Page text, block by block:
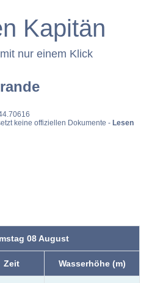
Kapitän
nur einem Klick
keine offiziellen Dokumente - Lesen
08 August
Zeit Wasserhöhe (m)